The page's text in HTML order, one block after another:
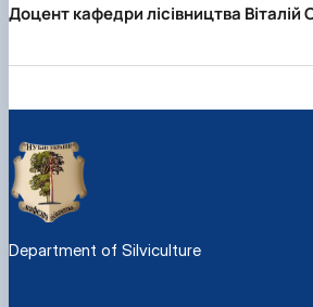
Доцент кафедри лісівництва
Department of Silviculture